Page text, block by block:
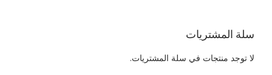
سلة المشتريات
لا توجد منتجات في سلة المشتريات.